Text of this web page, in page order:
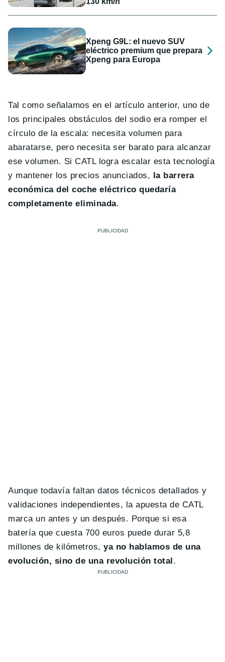
Xpeng G9L: el nuevo SUV
eléctrico premium que prepara
Xpeng para Europa
Tal como señalamos en el artículo anterior, uno de
los principales obstáculos del sodio era romper el
círculo de la escala: necesita volumen para
abaratarse, pero necesita ser barato para alcanzar
ese volumen. Si CATL logra escalar esta tecnología
y mantener los precios anunciados, la barrera
económica del coche eléctrico quedaría
completamente eliminada.
Aunque todavía faltan datos técnicos detallados y
validaciones independientes, la apuesta de CATL
marca un antes y un después. Porque si esa
batería que cuesta 700 euros puede durar 5,8
millones de kilómetros,ya no hablamos de una
evolución, sino de una revolución total.